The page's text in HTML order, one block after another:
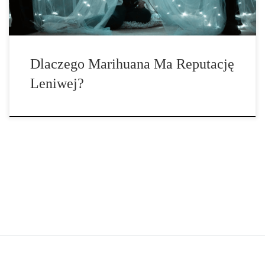
Dlaczego Marihuana Ma Reputację
Leniwej?